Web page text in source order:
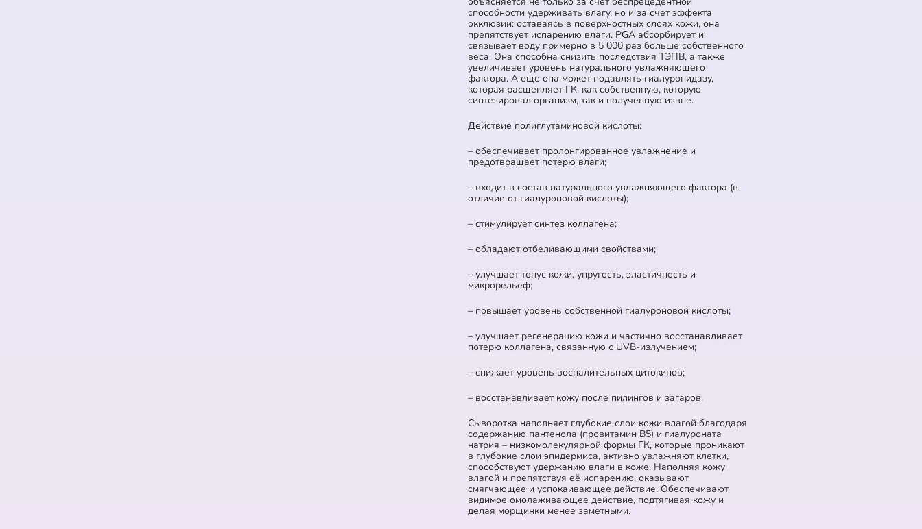
способности удерживать влагу, но и за счет эффекта
окклюзии: оставаясь в поверхностных слоях кожи, она
препятствует испарению влаги. PGA абсорбирует и
связывает воду примерно в 5 000 раз больше собственного
веса. Она способна снизить последствия ТЭПВ, а также
увеличивает уровень натурального увлажняющего
фактора. А еще она может подавлять гиалуронидазу,
которая расщепляет ГК: как собственную, которую
синтезировал организм, так и полученную извне.
Действие полиглутаминовой кислоты:
– обеспечивает пролонгированное увлажнение и
предотвращает потерю влаги;
– входит в состав натурального увлажняющего фактора (в
отличие от гиалуроновой кислоты);
– стимулирует синтез коллагена;
– обладают отбеливающими свойствами;
– улучшает тонус кожи, упругость, эластичность и
микрорельеф;
– повышает уровень собственной гиалуроновой кислоты;
– улучшает регенерацию кожи и частично восстанавливает
потерю коллагена, связанную с UVB-излучением;
– снижает уровень воспалительных цитокинов;
– восстанавливает кожу после пилингов и загаров.
Сыворотка наполняет глубокие слои кожи влагой благодаря
содержанию пантенола (провитамин B5) и гиалуроната
натрия – низкомолекулярной формы ГК, которые проникают
в глубокие слои эпидермиса, активно увлажняют клетки,
способствуют удержанию влаги в коже. Наполняя кожу
влагой и препятствуя её испарению, оказывают
смягчающее и успокаивающее действие. Обеспечивают
видимое омолаживающее действие, подтягивая кожу и
делая морщинки менее заметными.